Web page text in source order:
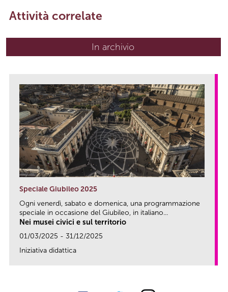
Attività correlate
In archivio
Speciale Giubileo 2025
Ogni venerdì, sabato e domenica, una programmazione
speciale in occasione del Giubileo, in italiano...
Nei musei civici e sul territorio
01/03/2025 - 31/12/2025
Iniziativa didattica